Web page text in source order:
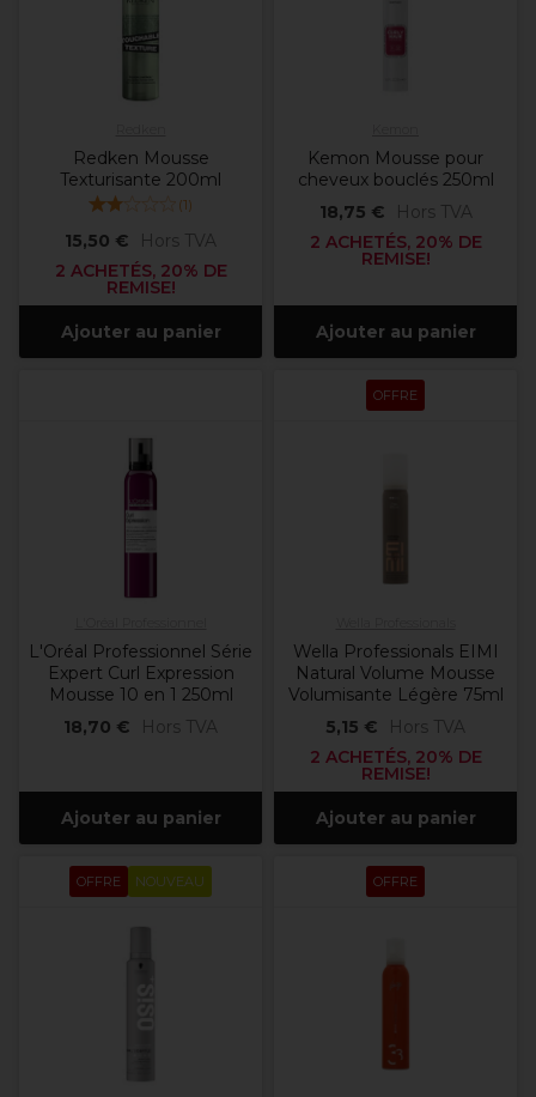
Redken Mousse
Texturisante 200ml
(1)
15,50 €
Hors TVA
2 ACHETÉS, 20% DE
REMISE!
Ajouter au panier
Kemon Mousse pour
cheveux bouclés 250ml
18,75 €
Hors TVA
2 ACHETÉS, 20% DE
REMISE!
Ajouter au panier
L'Oréal Professionnel Série
Expert Curl Expression
Mousse 10 en 1 250ml
18,70 €
Hors TVA
Ajouter au panier
OFFRE
Wella Professionals EIMI
Natural Volume Mousse
Volumisante Légère 75ml
5,15 €
Hors TVA
2 ACHETÉS, 20% DE
REMISE!
Ajouter au panier
OFFRE NOUVEAU OFFRE